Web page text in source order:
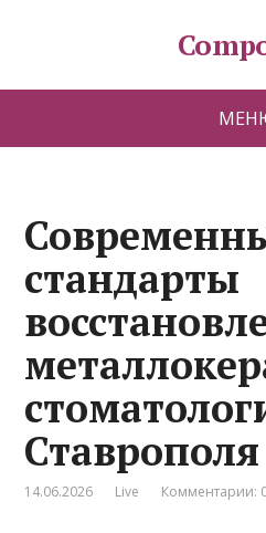
стандарты
Ставрополя
14.06.2026 Live Комментарии: